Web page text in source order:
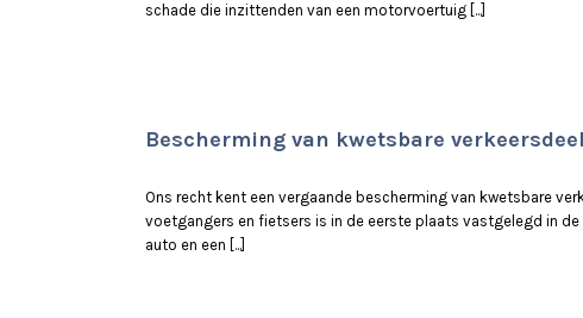
schade die inzittenden van een motorvoertuig [...]
Bescherming van kwetsbare
Ons recht kent een vergaande bescherming van kwetsbare
voetgangers en fietsers is in de eerste plaats vastgelegd in
auto en een [...]